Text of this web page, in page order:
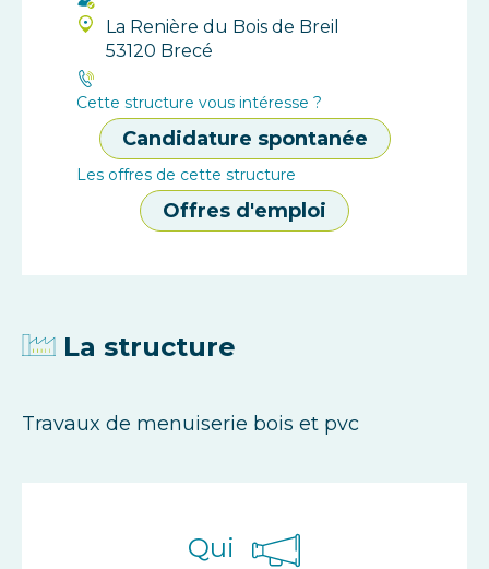
La Renière du Bois de Breil
53120 Brecé
Cette structure vous intéresse ?
Candidature spontanée
Les offres de cette structure
Offres d'emploi
La structure
Travaux de menuiserie bois et pvc
Qui